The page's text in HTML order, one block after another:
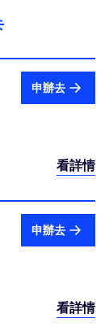
申辦去
看詳情
申辦去
看詳情